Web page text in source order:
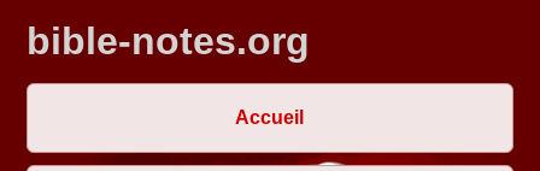
bible-notes.org
Accueil